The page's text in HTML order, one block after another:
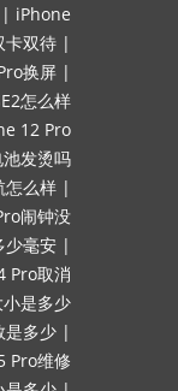
| iPhone
卡双待 |
换屏 |
怎么样
12 Pro
发烫吗
么样 |
闹钟没
少毫安 |
Pro取消
是多少
是多少 |
Pro维修